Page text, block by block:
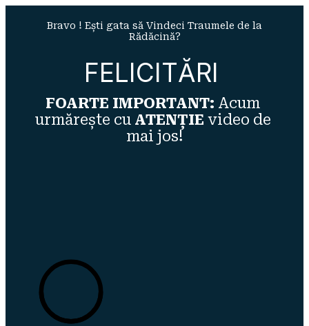
FELICITĂRI
Bravo ! Ești gata să Vindeci Traumele de la
Rădăcină?
FOARTE IMPORTANT: Acum
urmărește cu ATENȚIE video de
mai jos!